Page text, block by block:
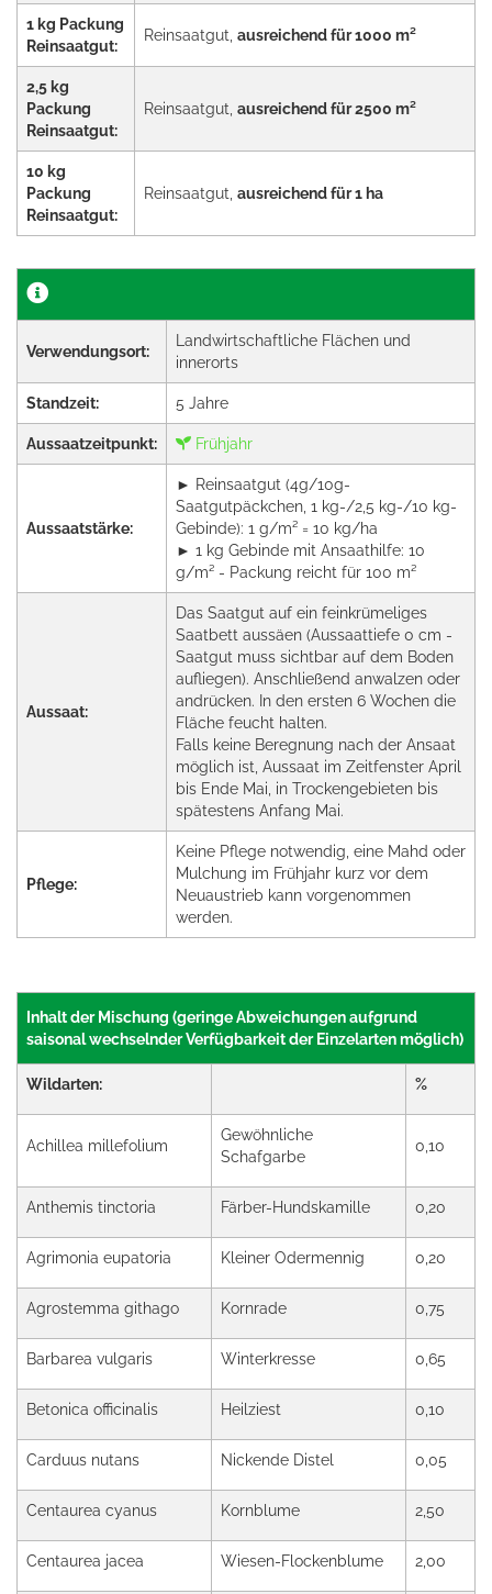
1 kg Packung
Reinsaatgut:
Reinsaatgut, ausreichend für 1000 m²
2,5 kg
Packung
Reinsaatgut:
Reinsaatgut, ausreichend für 2500 m²
10 kg
Packung
Reinsaatgut:
Reinsaatgut, ausreichend für 1 ha
Verwendungsort:
Landwirtschaftliche Flächen und
innerorts
Standzeit: 5 Jahre
Aussaatzeitpunkt: Frühjahr
Aussaatstärke:
► Reinsaatgut (4g/10g-
Saatgutpäckchen, 1 kg-/2,5 kg-/10 kg-
Gebinde): 1 g/m² = 10 kg/ha
► 1 kg Gebinde mit Ansaathilfe: 10
g/m² - Packung reicht für 100 m²
Aussaat:
Das Saatgut auf ein feinkrümeliges
Saatbett aussäen (Aussaattiefe 0 cm -
Saatgut muss sichtbar auf dem Boden
aufliegen). Anschließend anwalzen oder
andrücken. In den ersten 6 Wochen die
Fläche feucht halten.
Falls keine Beregnung nach der Ansaat
möglich ist, Aussaat im Zeitfenster April
bis Ende Mai, in Trockengebieten bis
spätestens Anfang Mai.
Pflege:
Keine Pflege notwendig, eine Mahd oder
Mulchung im Frühjahr kurz vor dem
Neuaustrieb kann vorgenommen
werden.
Inhalt der Mischung (geringe Abweichungen aufgrund
saisonal wechselnder Verfügbarkeit der Einzelarten möglich)
Wildarten: %
Achillea millefolium
Gewöhnliche
Schafgarbe
0,10
Anthemis tinctoria Färber-Hundskamille 0,20
Agrimonia eupatoria Kleiner Odermennig 0,20
Agrostemma githago Kornrade 0,75
Barbarea vulgaris Winterkresse 0,65
Betonica officinalis Heilziest 0,10
Carduus nutans Nickende Distel 0,05
Centaurea cyanus Kornblume 2,50
Centaurea jacea Wiesen-Flockenblume 2,00